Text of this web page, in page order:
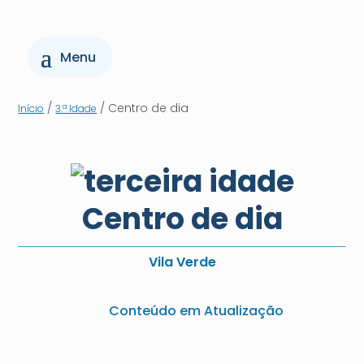
Início /3.ª Idade / Centro de dia
Centro de dia
Vila Verde
Conteúdo em Atualização